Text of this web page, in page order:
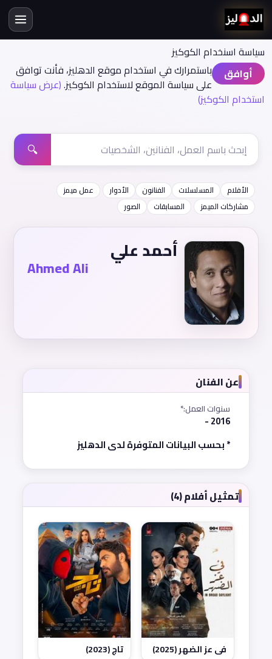
سياسة اسنخدام الكوكيز
أوافق
باستمرارك في استخدام موقع الدهليز، فأنت توافق
على سياسة الموقع لاستخدام الكوكيز.(عرض سياسة
استخدام الكوكيز)
🔍
الأفلام المسلسلات الفنانون الأدوار
عمل ميمز
مشاركات الميمز
المسابقات الصور
أحمد علي
Ahmed Ali
عن الفنان
سنوات العمل:*
2016 -
* بحسب البيانات المتوفرة لدى الدهليز
تمثيل أفلام (4)
في عز الضهر (2025) تاج (2023)